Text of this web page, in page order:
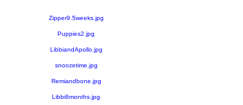
Zipper9.5weeks.jpg
Puppies2.jpg
LibbiandApollo.jpg
snoozetime.jpg
Remiandbone.jpg
Libbi6months.jpg